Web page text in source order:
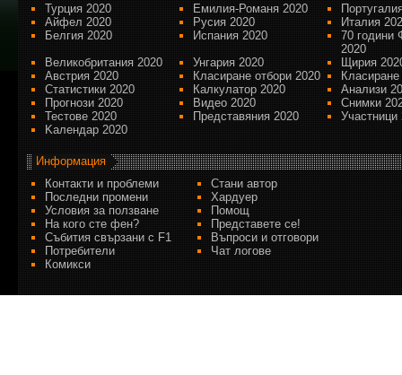
Турция 2020
Емилия-Романя 2020
Айфел 2020
Русия 2020
Италия
Белгия 2020
Испания 2020
70 години
2020
Великобритания 2020
Унгария 2020
Щирия
Австрия 2020
Класиране отбори 2020
Статистики 2020
Калкулатор 2020
Анализи
Прогнози 2020
Видео 2020
Снимки
Тестове 2020
Представяния 2020
Участници
Kалендар 2020
Информация
Контакти и проблеми
Стани автор
Последни промени
Хардуер
Условия за ползване
Помощ
На кого сте фен?
Представете се!
Събития свързани с F1
Въпроси и отговори
Потребители
Чат логове
Комикси